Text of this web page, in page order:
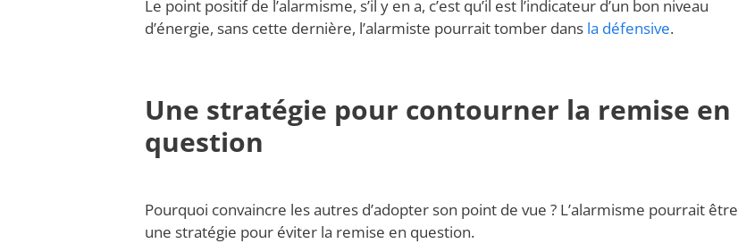
Le point positif de l’alarmisme, s’il y en a, c’est qu’il est l’indicateur d’un bon niveau
d’énergie, sans cette dernière, l’alarmiste pourrait tomber dans la défensive.
Une stratégie pour contourner la remise en
question
Pourquoi convaincre les autres d’adopter son point de vue ? L’alarmisme pourrait être
une stratégie pour éviter la remise en question.